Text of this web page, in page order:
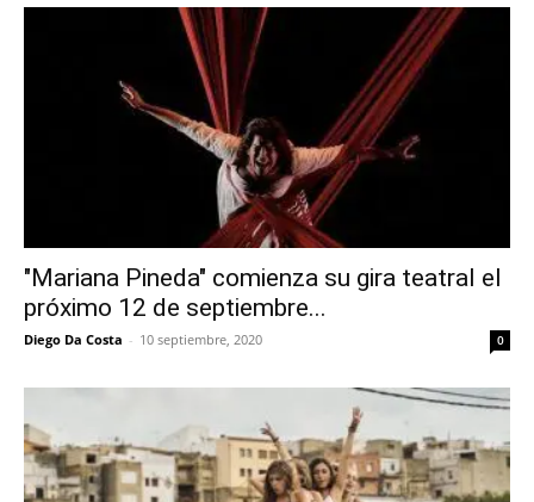
"Mariana Pineda" comienza su gira teatral el
próximo 12 de septiembre...
Diego Da Costa - 10 septiembre, 2020 0